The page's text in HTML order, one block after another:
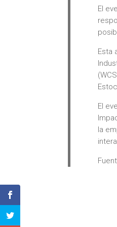
El
Esta
El
la